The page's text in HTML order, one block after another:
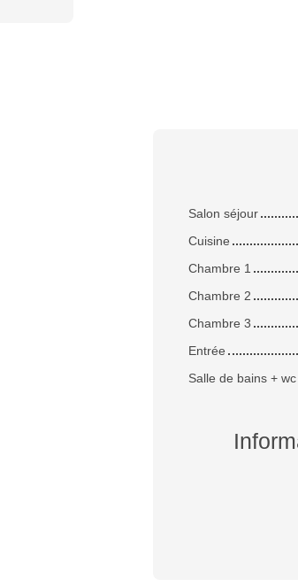
Salon séjour
Cuisine
Chambre 1
Chambre 2
Chambre 3
Entrée
Salle de bains + wc